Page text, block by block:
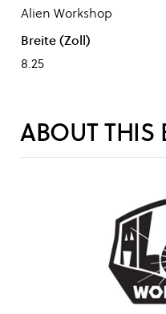
Alien Workshop
Breite (Zoll)
8.25
ABOUT THIS